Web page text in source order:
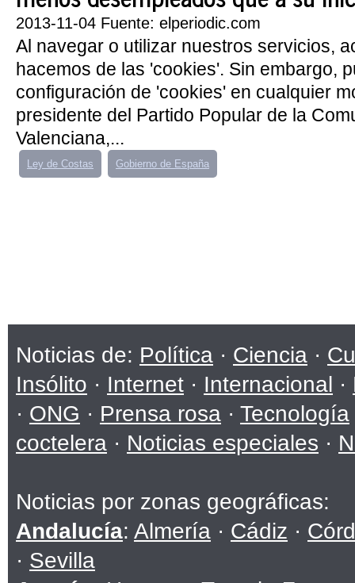
2013-11-04 Fuente: elperiodic.com
Al navegar o utilizar nuestros servicios,
hacemos de las 'cookies'. Sin embargo,
configuración de 'cookies' en cualquier
presidente del Partido Popular de la
Valenciana,...
Ley de Costas Gobierno de España
Noticias de: Política · Ciencia ·
Insólito · Internet · Internacional ·
· ONG · Prensa rosa · Tecnología
coctelera · Noticias especiales ·
Noticias por zonas geográficas:
Andalucía: Almería · Cádiz ·
· Sevilla